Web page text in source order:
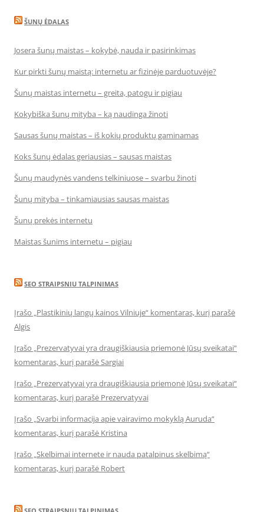
ŠUNŲ ĖDALAS
Josera šunų maistas – kokybė, nauda ir pasirinkimas
Kur pirkti šunų maistą: internetu ar fizinėje parduotuvėje?
Šunų maistas internetu – greita, patogu ir pigiau
Kokybiška šunų mityba – ką naudinga žinoti
Sausas šunų maistas – iš kokių produktų gaminamas
Koks šunų ėdalas geriausias – sausas maistas
Šunų maudynės vandens telkiniuose – svarbu žinoti
Šunų mityba – tinkamiausias sausas maistas
Šunų prekės internetu
Maistas šunims internetu – pigiau
SEO STRAIPSNIU TALPINIMAS
Įrašo „Plastikinių langų kainos Vilniuje“ komentaras, kurį parašė
Algis
Įrašo „Prezervatyvai yra draugiškiausia priemonė Jūsų sveikatai“
komentaras, kurį parašė Sargiai
Įrašo „Prezervatyvai yra draugiškiausia priemonė Jūsų sveikatai“
komentaras, kurį parašė Prezervatyvai
Įrašo „Svarbi informacija apie vairavimo mokyklą Auruda“
komentaras, kurį parašė Kristina
Įrašo „Skelbimai internete ir nauda patalpinus skelbimą“
komentaras, kurį parašė Robert